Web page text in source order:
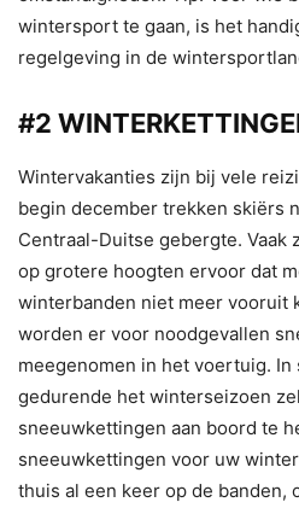
wintersport te gaan, is het
regelgeving in de
#2
Wintervakanties zijn bij vele
begin december trekken skiërs
Centraal-Duitse gebergte. Vaak
op grotere hoogten ervoor dat
winterbanden niet meer vooruit
worden er voor noodgevallen
meegenomen in het voertuig.
gedurende het winterseizoen
sneeuwkettingen aan boord te
sneeuwkettingen voor uw
thuis al een keer op de banden,